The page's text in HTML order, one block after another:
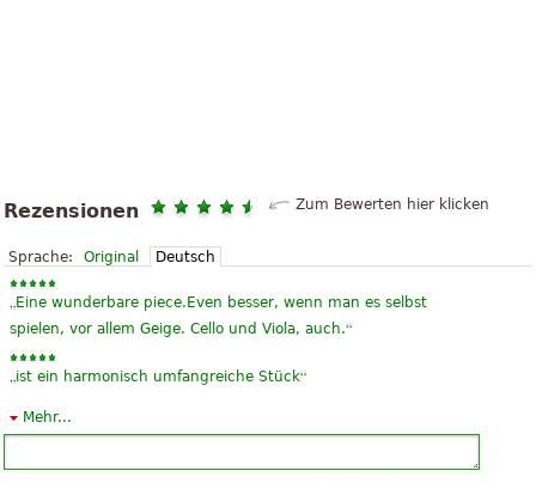
Rezensionen Zum Bewerten hier klicken
Sprache: Original Deutsch
„Eine wunderbare piece.Even besser, wenn man es selbst
spielen, vor allem Geige. Cello und Viola, auch.“
„ist ein harmonisch umfangreiche Stück“
„ ist gut“
„gut“
Mehr...